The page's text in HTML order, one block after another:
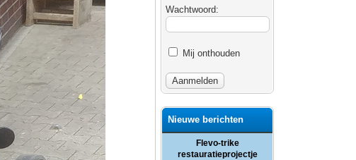
Wachtwoord:
Mij onthouden
Nieuwe berichten
Flevo-trike
restauratieprojectje